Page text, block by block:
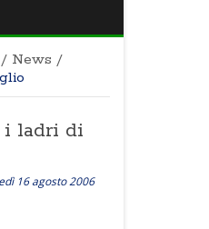
/ News /
i ladri di
16 agosto 2006